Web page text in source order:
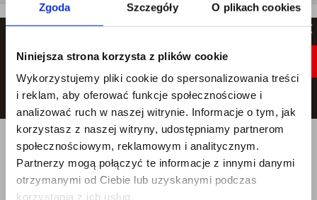
Zgoda Szczegóły O plikach cookies
Niniejsza strona korzysta z plików cookie
Wykorzystujemy pliki cookie do spersonalizowania treści
i reklam, aby oferować funkcje społecznościowe i
analizować ruch w naszej witrynie. Informacje o tym, jak
korzystasz z naszej witryny, udostępniamy partnerom
społecznościowym, reklamowym i analitycznym.
Partnerzy mogą połączyć te informacje z innymi danymi
otrzymanymi od Ciebie lub uzyskanymi podczas
korzystania z ich usług.
×
Pliki graficzne
Loga
LOGO SWISSPOR CMYK